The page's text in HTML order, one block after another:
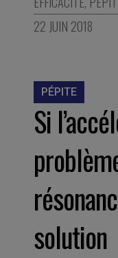
22 JUIN 2018
PÉPITE
Si
solution